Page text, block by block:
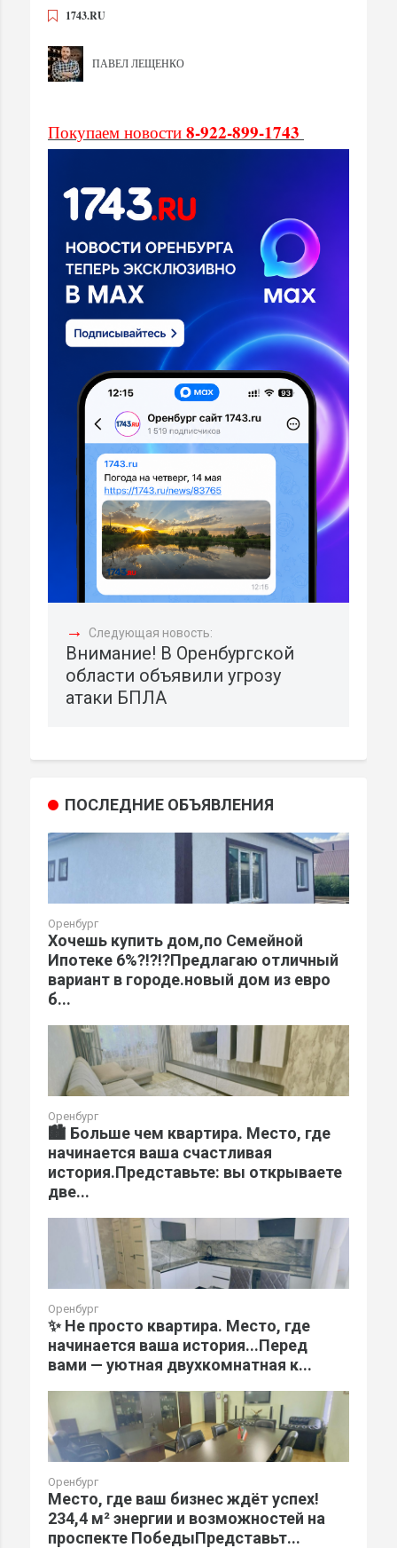
1743.RU
ПАВЕЛ ЛЕЩЕНКО
Покупаем новости 8-922-899-1743
→ Следующая новость:
Внимание! В Оренбургской
области объявили угрозу
атаки БПЛА
ПОСЛЕДНИЕ ОБЪЯВЛЕНИЯ
Оренбург
Хочешь купить дом,по Семейной
Ипотеке 6%?!?!?Предлагаю отличный
вариант в городе.новый дом из евро
б...
Оренбург
🏙️ Больше чем квартира. Место, где
начинается ваша счастливая
история.Представьте: вы открываете
две...
Оренбург
✨ Не просто квартира. Место, где
начинается ваша история...Перед
вами — уютная двухкомнатная к...
Оренбург
Место, где ваш бизнес ждёт успех!
234,4 м² энергии и возможностей на
проспекте ПобедыПредставьт...